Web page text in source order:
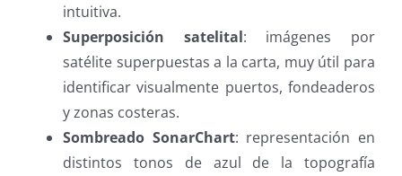
intuitiva.
Superposición satelital: imágenes por
satélite superpuestas a la carta, muy útil para
identificar visualmente puertos, fondeaderos
y zonas costeras.
Sombreado SonarChart: representación en
distintos tonos de azul de la topografía